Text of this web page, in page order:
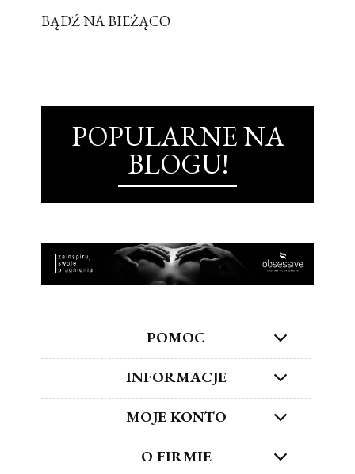
BĄDŹ NA BIEŻĄCO
POPULARNE NA
BLOGU!
POMOC
INFORMACJE
MOJE KONTO
O FIRMIE